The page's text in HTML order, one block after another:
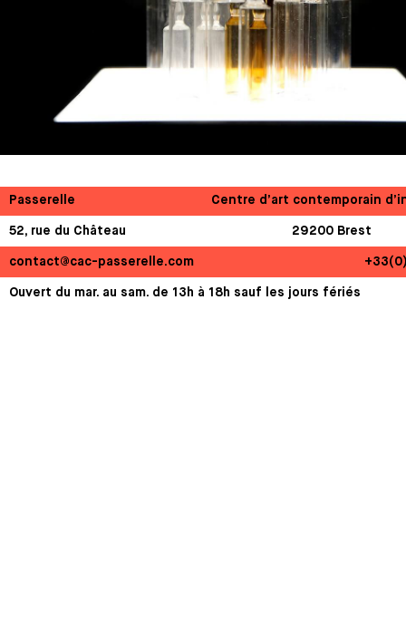
Passerelle Centre d’art contemporain
52, rue du Château 29200 Brest
contact@cac-passerelle.com
Ouvert du mar. au sam. de 13h à 18h sauf les jours fériés